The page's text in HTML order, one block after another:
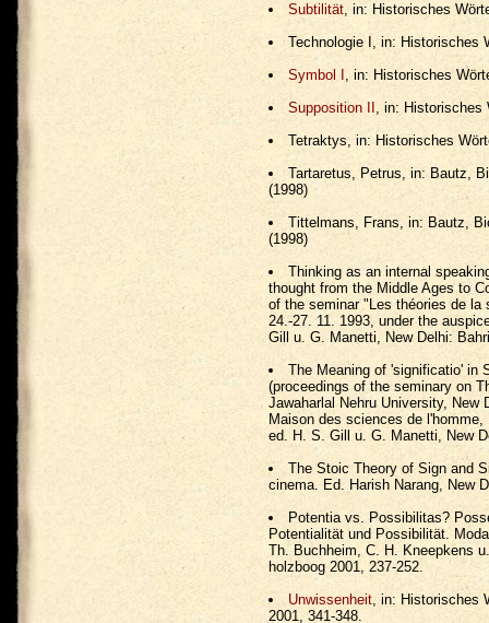
Subtilität, in: Historisches
Technologie I, in: Historisches
Symbol I , in: Historisches
Supposition II , in: Historisches
Tetraktys, in: Historisches
Tartaretus, Petrus, in: Bautz,
(1998)
Tittelmans, Frans, in: Bautz,
(1998)
Thinking as an internal
thought from the Middle Ages to
of the seminar "Les théories de
24.-27. 11. 1993, under the
Gill u. G. Manetti, New Delhi:
The Meaning of 'significatio' in
(proceedings of the seminary on
Jawaharlal Nehru University, New
Maison des sciences de
ed. H. S. Gill u. G. Manetti, New
The Stoic Theory of Sign and
cinema. Ed. Harish Narang, New
Potentia vs. Possibilitas?
Potentialität und Possibilität.
Th. Buchheim, C. H. Kneepkens
holzboog 2001, 237-252.
Unwissenheit, in: Historisches
2001, 341-348.